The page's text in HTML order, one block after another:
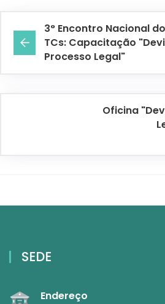
3° Encontro Nacional
TCs: Capacitação
Processo Legal"
Oficina
SEDE
Endereço